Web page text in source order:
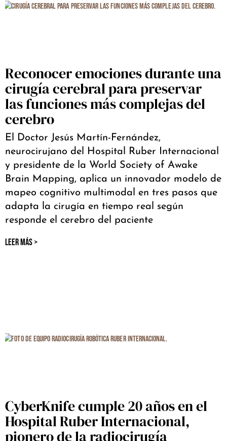
Reconocer emociones durante una
cirugía cerebral para preservar
las funciones más complejas del
cerebro
El Doctor Jesús Martín-Fernández,
neurocirujano del Hospital Ruber Internacional
y presidente de la World Society of Awake
Brain Mapping, aplica un innovador modelo de
mapeo cognitivo multimodal en tres pasos que
adapta la cirugía en tiempo real según
responde el cerebro del paciente
LEER MÁS >
CyberKnife cumple 20 años en el
Hospital Ruber Internacional,
pionero de la radiocirugía